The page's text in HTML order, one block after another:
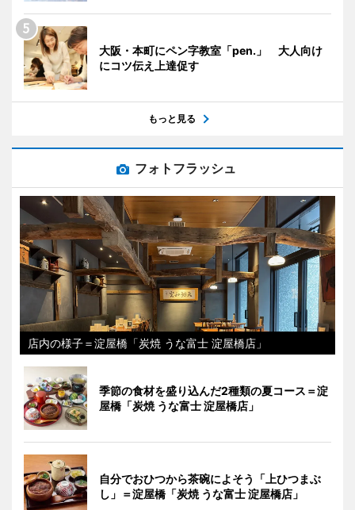
大阪・本町にペン字教室「pen.」 大人向け
にコツ伝え上達促す
もっと見る
フォトフラッシュ
店内の様子＝淀屋橋「炭焼 うな富士 淀屋橋店」
季節の食材を盛り込んだ2種類の夏コース＝淀
屋橋「炭焼 うな富士 淀屋橋店」
自分でおひつから茶碗によそう「上ひつまぶ
し」＝淀屋橋「炭焼 うな富士 淀屋橋店」